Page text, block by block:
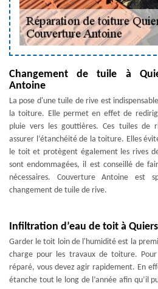
Changement de tuile à
Antoine
La pose d'une tuile de rive est
la toiture. Elle permet en effet de
pluie vers les gouttières. Ces tuiles de
assurer l’étanchéité de la toiture. Elles
le toit et protègent également les rives
sont endommagées, il est conseillé de
nécessaires. Couverture Antoine est
changement de tuile de rive.
Infiltration d’eau de toit à
Garder le toit loin de l'humidité est la
charge pour les travaux de toiture.
réparé, vous devez agir rapidement. En
étanche tout le long de l’année afin qu’il